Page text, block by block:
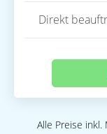
Direkt
Alle Preise inkl.